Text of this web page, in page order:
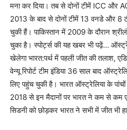
मना कर दिया। तब से दोनों टीमें ICC और
2013 के बाद से दोनों टीमें 13 वनडे और 8
चुकी हैं। पाकिस्तान में 2009 के दौरान
चुका है। स्पोर्ट्स की यह खबर भी पढ़ें…
खेलेगा भारत:पर्थ में पहली जीत की तलाश,
वेन्यू रिपोर्ट टीम इंडिया 36 साल बाद
लिए पहुंच चुकी है। भारत ऑस्ट्रेलिया के
2018 से इन मैदानों पर भारत ने कम से
सिडनी को छोड़कर भारत ने सभी में जीत भी